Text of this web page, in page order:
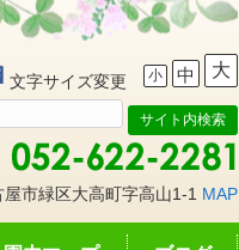
文字サイズ変更 小 中 大
市緑区大高町字高山1-1 MAP